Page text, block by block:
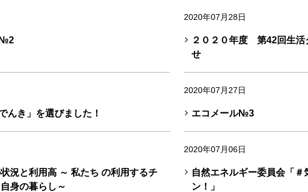
№2
2020年07月28日
２０２０年度 第42回生活
せ
んき」を選びました！
2020年07月27日
エコメール№3
況と利用高 ～ 私たち の利用するチ
身の暮らし～
2020年07月06日
自然エネルギー委員会「
ン！」